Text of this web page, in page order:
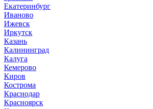
Екатеринбург
Иваново
Ижевск
Иркутск
Казань
Калининград
Калуга
Кемерово
Киров
Кострома
Краснодар
Красноярск